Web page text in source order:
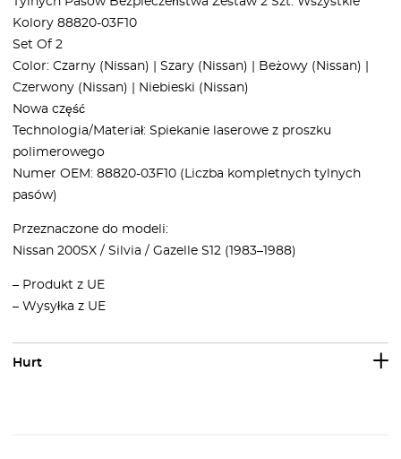
Kolory 88820-03F10
Set Of 2
Color: Czarny (Nissan) | Szary (Nissan) | Beżowy (Nissan) |
Czerwony (Nissan) | Niebieski (Nissan)
Nowa część
Technologia/Materiał: Spiekanie laserowe z proszku
polimerowego
Numer OEM: 88820-03F10 (Liczba kompletnych tylnych
pasów)
Przeznaczone do modeli:
Nissan 200SX / Silvia / Gazelle S12 (1983–1988)
– Produkt z UE
– Wysyłka z UE
Hurt